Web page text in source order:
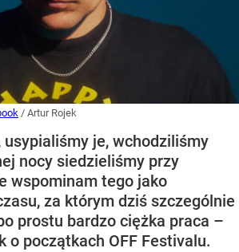
/ Artur Rojek
usypialiśmy je, wchodziliśmy
nocy siedzieliśmy przy
wspominam tego jako
za którym dziś szczególnie
prostu bardzo ciężka praca –
o początkach OFF Festivalu.